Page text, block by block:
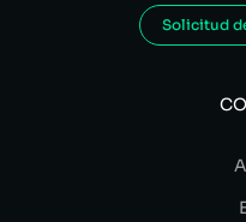
Solicitud